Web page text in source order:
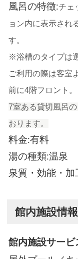
風呂の特徴:チェ
ョン内に表示され
す。
※浴槽のタイプは
ご利用の際は客室
前に4階フロント。
7室ある貸切風呂
おります。
料金:有料
湯の種類:温泉
泉質・効能・
館内施設情報
館内施設サービ